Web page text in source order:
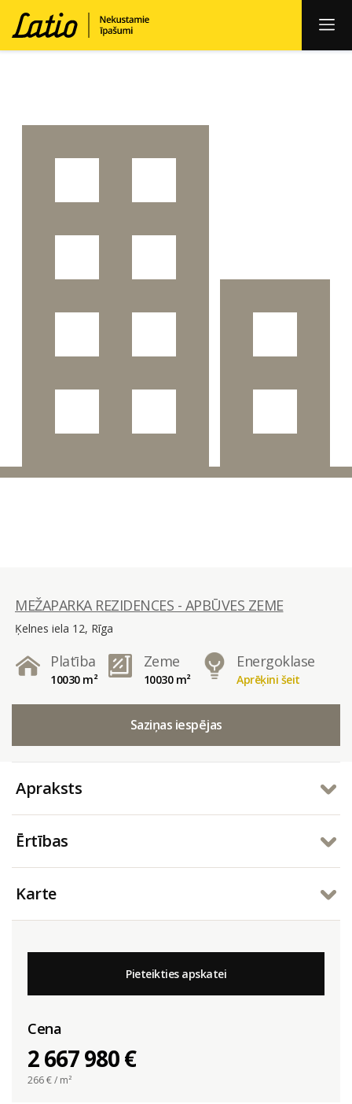
MEŽAPARKA REZIDENCES - APBŪVES ZEME
Ķelnes iela 12, Rīga
Platība
10030 m²
Zeme
10030 m²
Energoklase
Aprēķini šeit
Saziņas iespējas
Apraksts
Ērtības
Karte
Pieteikties apskatei
Cena
2 667 980 €
266€ / m²